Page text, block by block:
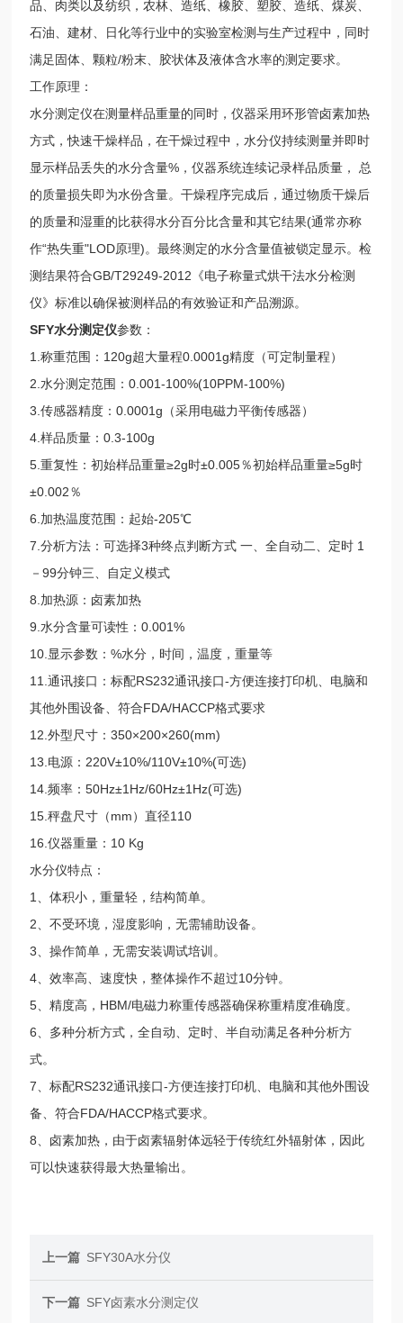
品、肉类以及纺织，农林、造纸、橡胶、塑胶、造纸、煤炭、
石油、建材、日化等行业中的实验室检测与生产过程中，同时
满足固体、颗粒/粉末、胶状体及液体含水率的测定要求。
工作原理：
水分测定仪在测量样品重量的同时，仪器采用环形管卤素加热
方式，快速干燥样品，在干燥过程中，水分仪持续测量并即时
显示样品丢失的水分含量%，仪器系统连续记录样品质量， 总
的质量损失即为水份含量。干燥程序完成后，通过物质干燥后
的质量和湿重的比获得水分百分比含量和其它结果(通常亦称
作“热失重"LOD原理)。最终测定的水分含量值被锁定显示。检
测结果符合GB/T29249-2012《电子称量式烘干法水分检测
仪》标准以确保被测样品的有效验证和产品溯源。
SFY水分测定仪参数：
1.称重范围：120g超大量程0.0001g精度（可定制量程）
2.水分测定范围：0.001-100%(10PPM-100%)
3.传感器精度：0.0001g（采用电磁力平衡传感器）
4.样品质量：0.3-100g
5.重复性：初始样品重量≥2g时±0.005％初始样品重量≥5g时
±0.002％
6.加热温度范围：起始-205℃
7.分析方法：可选择3种终点判断方式 一、全自动二、定时 1
－99分钟三、自定义模式
8.加热源：卤素加热
9.水分含量可读性：0.001%
10.显示参数：%水分，时间，温度，重量等
11.通讯接口：标配RS232通讯接口-方便连接打印机、电脑和
其他外围设备、符合FDA/HACCP格式要求
12.外型尺寸：350×200×260(mm)
13.电源：220V±10%/110V±10%(可选)
14.频率：50Hz±1Hz/60Hz±1Hz(可选)
15.秤盘尺寸（mm）直径110
16.仪器重量：10 Kg
水分仪特点：
1、体积小，重量轻，结构简单。
2、不受环境，湿度影响，无需辅助设备。
3、操作简单，无需安装调试培训。
4、效率高、速度快，整体操作不超过10分钟。
5、精度高，HBM/电磁力称重传感器确保称重精度准确度。
6、多种分析方式，全自动、定时、半自动满足各种分析方
式。
7、标配RS232通讯接口-方便连接打印机、电脑和其他外围设
备、符合FDA/HACCP格式要求。
8、卤素加热，由于卤素辐射体远轻于传统红外辐射体，因此
可以快速获得最大热量输出。
上一篇 SFY30A水分仪
下一篇 SFY卤素水分测定仪